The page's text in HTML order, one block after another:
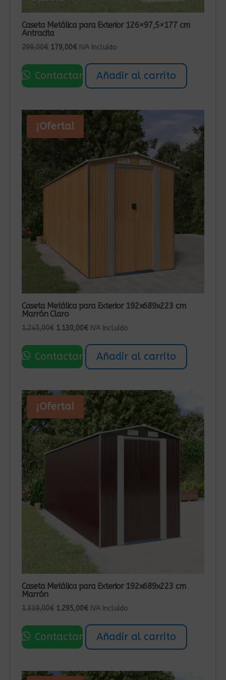
Caseta Metálica para Exterior 126×97,5×177 cm
Antracita
299,00€ El
original
era:
179,00€El
actual
es:
IVA Incluído
Contactar Añadir al carrito
¡Oferta!
Caseta Metálica para Exterior 192x689x223 cm
Marrón Claro
1.245,00€ El
original
era:
1.130,00€El
actual
es:
IVA Incluído
Contactar Añadir al carrito
¡Oferta!
Caseta Metálica para Exterior 192x689x223 cm
Marrón
1.339,00€ El
original
era:
1.295,00€El
actual
es:
IVA Incluído
Contactar Añadir al carrito